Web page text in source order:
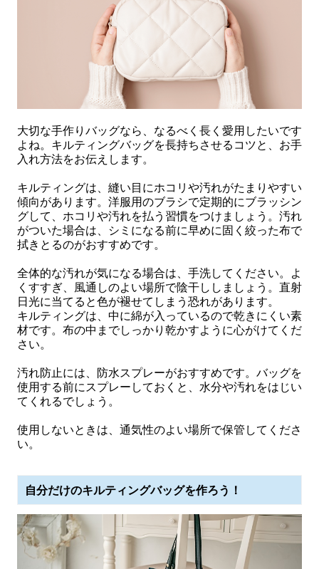
大切な手作りバッグなら、なるべく長く愛用したいです
よね。キルティングバッグを長持ちさせるコツと、お手
入れ方法をお伝えします。
キルティングは、縫い目にホコリや汚れがたまりやすい
傾向があります。洋服用のブラシで定期的にブラッシン
グして、ホコリや汚れを払う習慣をつけましょう。汚れ
がついた場合は、シミになる前に早めに固く絞った布で
拭きとるのがおすすめです。
全体的な汚れが気になる場合は、手洗してください。よ
くすすぎ、風通しのよい場所で陰干ししましょう。直射
日光に当てると色が褪せてしまう恐れがあります。
キルティングは、中に綿が入っているので乾きにくい素
材です。布の中までしっかり乾かすように心がけてくだ
さい。
汚れ防止には、防水スプレーがおすすめです。バッグを
使用する前にスプレーしておくと、水分や汚れをはじい
てくれるでしょう。
使用しないときは、通気性のよい場所で保管してくださ
い。
自分だけのキルティングバッグを作ろう！